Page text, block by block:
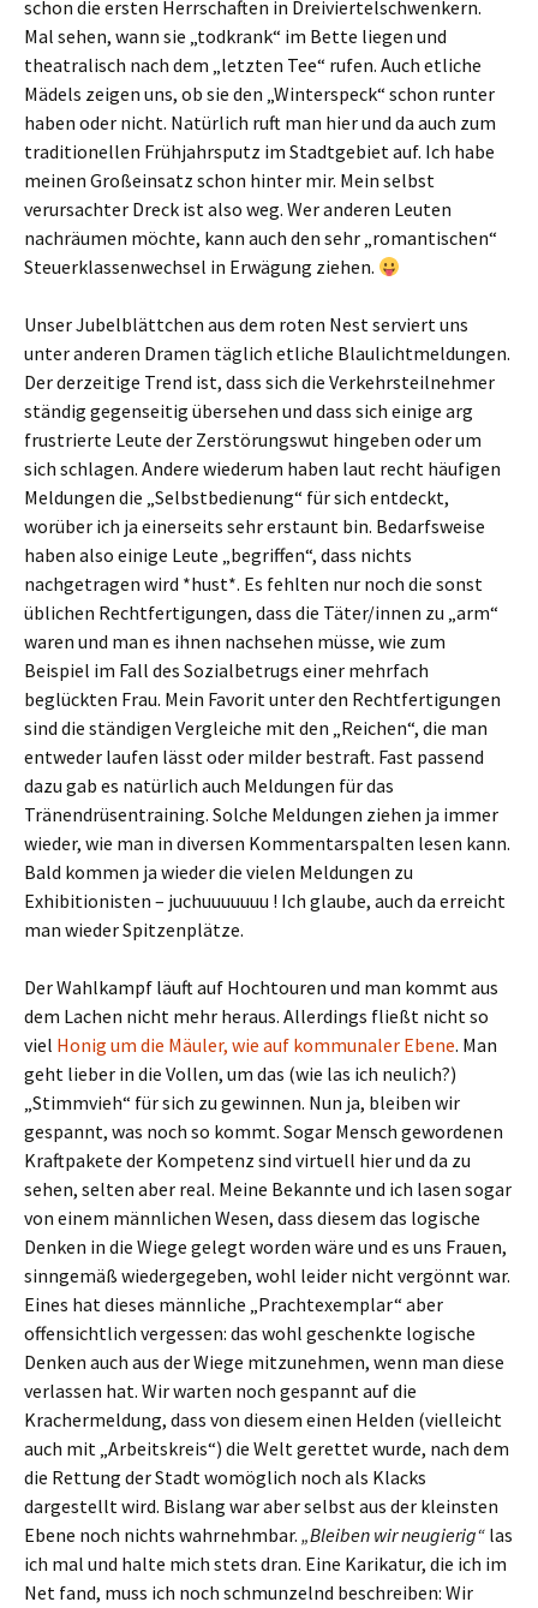
schon die ersten Herrschaften in Dreiviertelschwenkern.
Mal sehen, wann sie „todkrank“ im Bette liegen und
theatralisch nach dem „letzten Tee“ rufen. Auch etliche
Mädels zeigen uns, ob sie den „Winterspeck“ schon runter
haben oder nicht. Natürlich ruft man hier und da auch zum
traditionellen Frühjahrsputz im Stadtgebiet auf. Ich habe
meinen Großeinsatz schon hinter mir. Mein selbst
verursachter Dreck ist also weg. Wer anderen Leuten
nachräumen möchte, kann auch den sehr „romantischen“
Steuerklassenwechsel in Erwägung ziehen.
Unser Jubelblättchen aus dem roten Nest serviert uns
unter anderen Dramen täglich etliche Blaulichtmeldungen.
Der derzeitige Trend ist, dass sich die Verkehrsteilnehmer
ständig gegenseitig übersehen und dass sich einige arg
frustrierte Leute der Zerstörungswut hingeben oder um
sich schlagen. Andere wiederum haben laut recht häufigen
Meldungen die „Selbstbedienung“ für sich entdeckt,
worüber ich ja einerseits sehr erstaunt bin. Bedarfsweise
haben also einige Leute „begriffen“, dass nichts
nachgetragen wird *hust*. Es fehlten nur noch die sonst
üblichen Rechtfertigungen, dass die Täter/innen zu „arm“
waren und man es ihnen nachsehen müsse, wie zum
Beispiel im Fall des Sozialbetrugs einer mehrfach
beglückten Frau. Mein Favorit unter den Rechtfertigungen
sind die ständigen Vergleiche mit den „Reichen“, die man
entweder laufen lässt oder milder bestraft. Fast passend
dazu gab es natürlich auch Meldungen für das
Tränendrüsentraining. Solche Meldungen ziehen ja immer
wieder, wie man in diversen Kommentarspalten lesen kann.
Bald kommen ja wieder die vielen Meldungen zu
Exhibitionisten – juchuuuuuuu ! Ich glaube, auch da erreicht
man wieder Spitzenplätze.
Der Wahlkampf läuft auf Hochtouren und man kommt aus
dem Lachen nicht mehr heraus. Allerdings fließt nicht so
viel Honig um die Mäuler, wie auf kommunaler Ebene. Man
geht lieber in die Vollen, um das (wie las ich neulich?)
„Stimmvieh“ für sich zu gewinnen. Nun ja, bleiben wir
gespannt, was noch so kommt. Sogar Mensch gewordenen
Kraftpakete der Kompetenz sind virtuell hier und da zu
sehen, selten aber real. Meine Bekannte und ich lasen sogar
von einem männlichen Wesen, dass diesem das logische
Denken in die Wiege gelegt worden wäre und es uns Frauen,
sinngemäß wiedergegeben, wohl leider nicht vergönnt war.
Eines hat dieses männliche „Prachtexemplar“ aber
offensichtlich vergessen: das wohl geschenkte logische
Denken auch aus der Wiege mitzunehmen, wenn man diese
verlassen hat. Wir warten noch gespannt auf die
Krachermeldung, dass von diesem einen Helden (vielleicht
auch mit „Arbeitskreis“) die Welt gerettet wurde, nach dem
die Rettung der Stadt womöglich noch als Klacks
dargestellt wird. Bislang war aber selbst aus der kleinsten
Ebene noch nichts wahrnehmbar. „Bleiben wir neugierig“ las
ich mal und halte mich stets dran. Eine Karikatur, die ich im
Net fand, muss ich noch schmunzelnd beschreiben: Wir